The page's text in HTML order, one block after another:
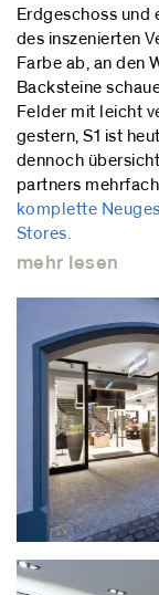
Erdgeschoss und
des inszenierten
Farbe ab, an den
Backsteine
Felder mit leicht
gestern, S1 ist
dennoch
partners
komplette
Stores.
mehr lesen